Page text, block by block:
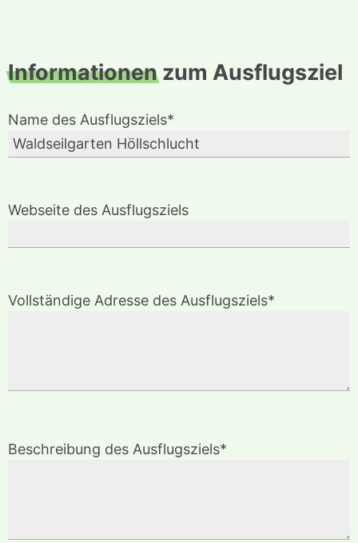
Informationenzum Ausflugsziel
Name des Ausflugsziels*
Webseite des Ausflugsziels
Vollständige Adresse des Ausflugsziels*
Beschreibung des Ausflugsziels*